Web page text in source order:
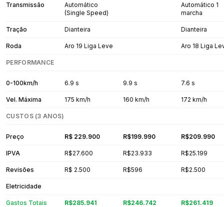
Transmissão
Automático
(Single Speed)
Automático 1
marcha
Tração Dianteira Dianteira
Roda Aro 19 Liga Leve Aro 18 Liga
PERFORMANCE
0-100km/h 6.9 s 9.9 s 7.6 s
Vel. Máxima 175 km/h 160 km/h 172 km/h
CUSTOS (3 ANOS)
Preço R$ 229.900 R$199.990 R$209.990
IPVA R$27.600 R$23.933 R$25.199
Revisões R$ 2.500 R$596 R$2.500
Eletricidade
Gastos Totais R$285.941 R$246.742 R$261.419